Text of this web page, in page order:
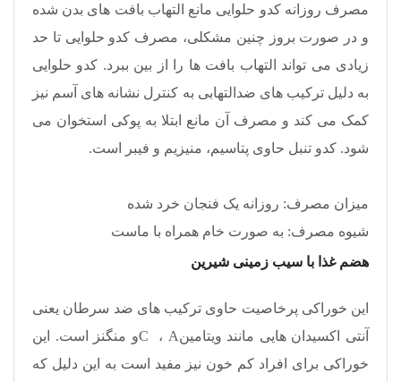
مصرف روزانه کدو حلوایی مانع التهاب بافت های بدن شده
و در صورت بروز چنین مشکلی، مصرف کدو حلوایی تا حد
زیادی می تواند التهاب بافت ها را از بین ببرد. کدو حلوایی
به دلیل ترکیب های ضدالتهابی به کنترل نشانه های آسم نیز
کمک می کند و مصرف آن مانع ابتلا به پوکی استخوان می
شود. کدو تنبل حاوی پتاسیم، منیزیم و فیبر است.
میزان مصرف: روزانه یک فنجان خرد شده
شیوه مصرف: به صورت خام همراه با ماست
هضم غذا با سیب زمینی شیرین
این خوراکی پرخاصیت حاوی ترکیب های ضد سرطان یعنی
آنتی اکسیدان هایی مانند ویتامینA ، Cو منگنز است. این
خوراکی برای افراد کم خون نیز مفید است به این دلیل که